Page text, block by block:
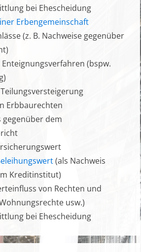
bei Ehescheidung
Erbengemeinschaft
(z. B. Nachweise gegenüber
(bspw.
Erbbaurechten
gegenüber dem
(als Nachweis
Kreditinstitut)
von Rechten und
usw.)
bei Ehescheidung